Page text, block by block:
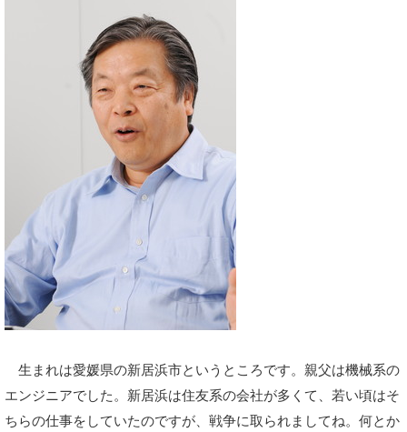
生まれは愛媛県の新居浜市というところです。親父は機械系の
エンジニアでした。新居浜は住友系の会社が多くて、若い頃はそ
ちらの仕事をしていたのですが、戦争に取られましてね。何とか